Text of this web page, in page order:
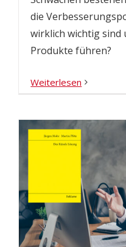
die
wirklich wichtig sind
Produkte führen?
Weiterlesen